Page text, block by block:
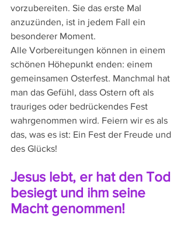
vorzubereiten. Sie das erste Mal
anzuzünden, ist in jedem Fall ein
besonderer Moment.
Alle Vorbereitungen können in einem
schönen Höhepunkt enden: einem
gemeinsamen Osterfest. Manchmal hat
man das Gefühl, dass Ostern oft als
trauriges oder bedrückendes Fest
wahrgenommen wird. Feiern wir es als
das, was es ist: Ein Fest der Freude und
des Glücks!
Jesus lebt, er hat den Tod
besiegt und ihm seine
Macht genommen!